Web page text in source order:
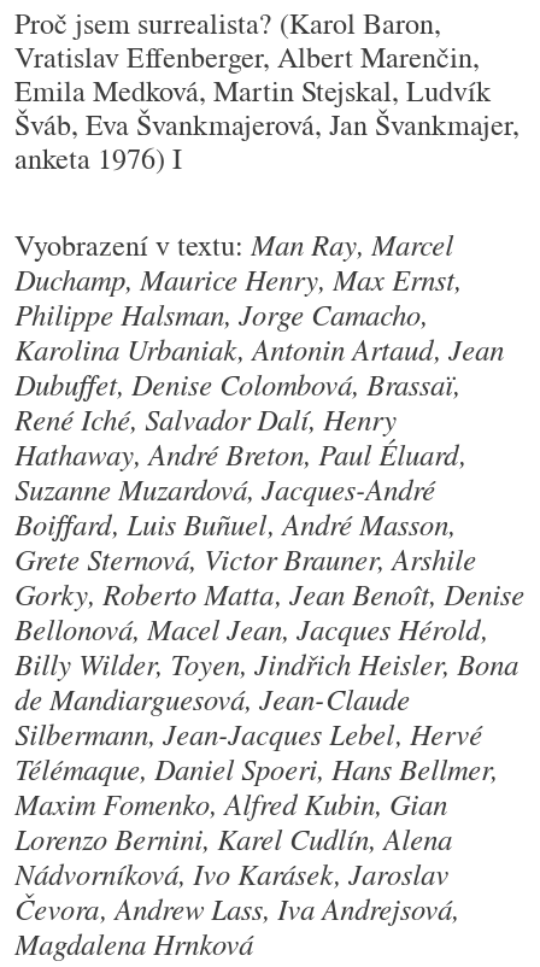
Proč jsem surrealista? (Karol Baron,
Vratislav Effenberger, Albert Marenčin,
Emila Medková, Martin Stejskal, Ludvík
Šváb, Eva Švankmajerová, Jan Švankmajer,
anketa 1976) I
Vyobrazení v textu: Man Ray, Marcel
Duchamp, Maurice Henry, Max Ernst,
Philippe Halsman, Jorge Camacho,
Karolina Urbaniak, Antonin Artaud, Jean
Dubuffet, Denise Colombová, Brassaï,
René Iché, Salvador Dalí, Henry
Hathaway, André Breton, Paul Éluard,
Suzanne Muzardová, Jacques-André
Boiffard, Luis Buñuel, André Masson,
Grete Sternová, Victor Brauner, Arshile
Gorky, Roberto Matta, Jean Benoît, Denise
Bellonová, Macel Jean, Jacques Hérold,
Billy Wilder, Toyen, Jindřich Heisler, Bona
de Mandiarguesová, Jean-Claude
Silbermann, Jean-Jacques Lebel, Hervé
Télémaque, Daniel Spoeri, Hans Bellmer,
Maxim Fomenko, Alfred Kubin, Gian
Lorenzo Bernini, Karel Cudlín, Alena
Nádvorníková, Ivo Karásek, Jaroslav
Čevora, Andrew Lass, Iva Andrejsová,
Magdalena Hrnková